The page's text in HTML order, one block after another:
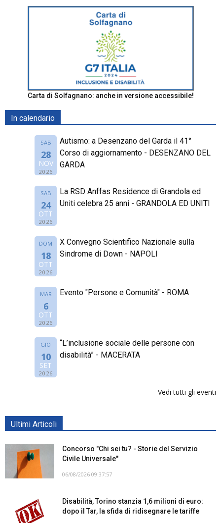
Carta di Solfagnano: anche in versione accessibile!
In calendario
SAB
28
NOV
2026
Autismo: a Desenzano del Garda il 41°
Corso di aggiornamento - DESENZANO DEL
GARDA
SAB
24
OTT
2026
La RSD Anffas Residence di Grandola ed
Uniti celebra 25 anni - GRANDOLA ED UNITI
DOM
18
OTT
2026
X Convegno Scientifico Nazionale sulla
Sindrome di Down - NAPOLI
MAR
6
OTT
2026
Evento "Persone e Comunità" - ROMA
GIO
10
SET
2026
“L’inclusione sociale delle persone con
disabilità” - MACERATA
Vedi tutti gli eventi
Ultimi Articoli
Concorso "Chi sei tu? - Storie del Servizio
Civile Universale"
06/08/2026 09:37:57
Disabilità, Torino stanzia 1,6 milioni di euro:
dopo il Tar, la sfida di ridisegnare le tariffe